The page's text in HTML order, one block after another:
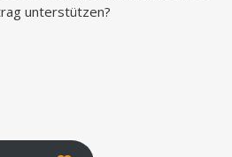
unterstützen?